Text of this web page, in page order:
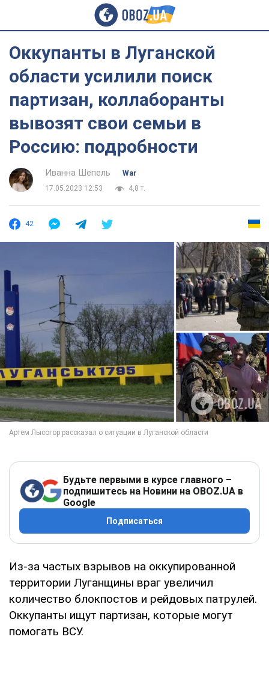
Оккупанты в Луганской
области усилили поиск
партизан, коллаборанты
вывозят свои семьи в
Россию: подробности
Иванна Шепель
War
17.05.2023 12:53
4,8 т.
42
Будьте первыми в курсе главного –
подпишитесь на Новини на OBOZ.UA в
Google
Подписаться
Из-за частых взрывов на оккупированной
территории Луганщины враг увеличил
количество блокпостов и рейдовых патрулей.
Оккупанты ищут партизан, которые могут
помогать ВСУ.